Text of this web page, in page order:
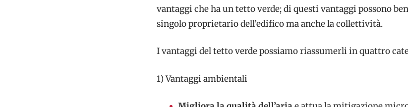
vantaggi che ha un tetto verde; di questi vantaggi possono
singolo proprietario dell’edifico ma anche la collettività.
I vantaggi del tetto verde possiamo riassumerli in quattro
1) Vantaggi ambientali